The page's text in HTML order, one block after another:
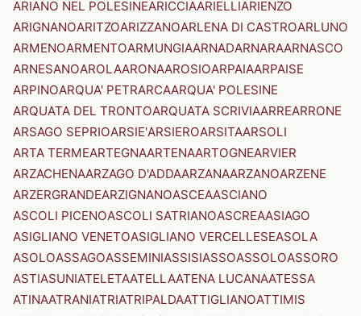
ARIANO NEL POLESINEARICCIAARIELLIARIENZO
ARIGNANOARITZOARIZZANOARLENA DI CASTROARLUNO
ARMENOARMENTOARMUNGIAARNADARNARAARNASCO
ARNESANOAROLAARONAAROSIOARPAIAARPAISE
ARPINOARQUA' PETRARCAARQUA' POLESINE
ARQUATA DEL TRONTOARQUATA SCRIVIAARREARRONE
ARSAGO SEPRIOARSIE'ARSIEROARSITAARSOLI
ARTA TERMEARTEGNAARTENAARTOGNEARVIER
ARZACHENAARZAGO D'ADDAARZANAARZANOARZENE
ARZERGRANDEARZIGNANOASCEAASCIANO
ASCOLI PICENOASCOLI SATRIANOASCREAASIAGO
ASIGLIANO VENETOASIGLIANO VERCELLESEASOLA
ASOLOASSAGOASSEMINIASSISIASSOASSOLOASSORO
ASTIASUNIATELETAATELLAATENA LUCANAATESSA
ATINAATRANIATRIATRIPALDAATTIGLIANOATTIMIS